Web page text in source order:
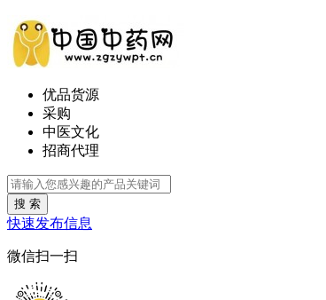
优品货源
采购
中医文化
招商代理
搜 索
快速发布信息
微信扫一扫